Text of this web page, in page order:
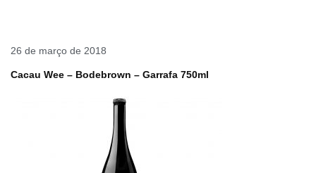
26 de março de 2018
Cacau Wee – Bodebrown – Garrafa 750ml